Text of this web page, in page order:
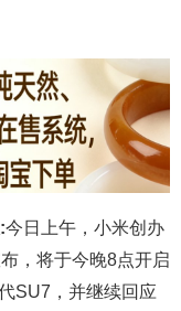
今日上午，小米创办
，将于今晚8点开启
SU7，并继续回应